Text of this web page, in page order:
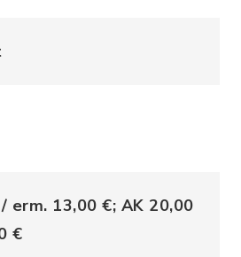
erm. 13,00 €; AK 20,00
€